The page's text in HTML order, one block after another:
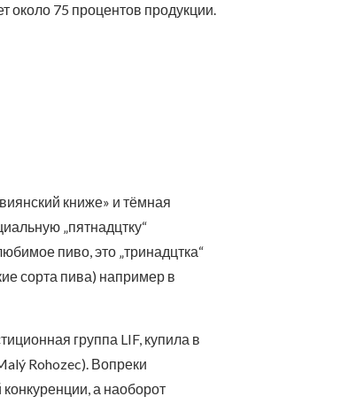
около 75 процентов продукции.
книже» и тёмная
„пятнадцтку“
пиво, это „тринадцтка“
сорта пива) например в
группа LIF, купила в
Rohozec). Вопреки
а наоборот